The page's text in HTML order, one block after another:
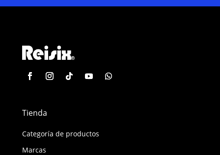
Tienda
Categoría de productos
Marcas